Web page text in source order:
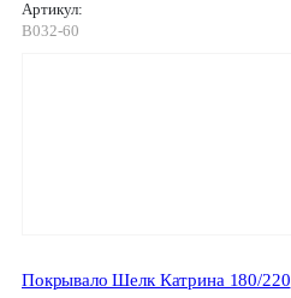
Артикул:
В032-60
Покрывало Шелк Катрина 180/220